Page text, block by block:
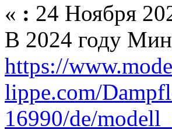
« : 24 Ноября
В 2024 году
https://
lippe.com/
16990/de/